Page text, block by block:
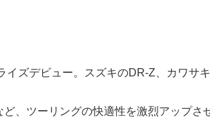
イズデビュー。スズキのDR-Z、カワサ
、ツーリングの快適性を激烈アップさ